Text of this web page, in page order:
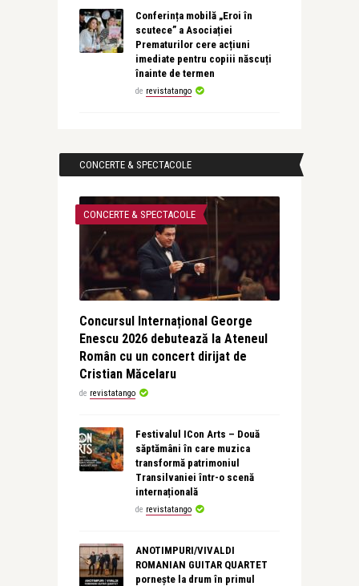
Conferința mobilă „Eroi în
scutece” a Asociației
Prematurilor cere acțiuni
imediate pentru copiii născuți
înainte de termen
de revistatango
CONCERTE & SPECTACOLE
CONCERTE & SPECTACOLE
Concursul Internațional George
Enescu 2026 debutează la Ateneul
Român cu un concert dirijat de
Cristian Măcelaru
de revistatango
Festivalul ICon Arts – Două
săptămâni în care muzica
transformă patrimoniul
Transilvaniei într-o scenă
internațională
de revistatango
ANOTIMPURI/VIVALDI
ROMANIAN GUITAR QUARTET
pornește la drum în primul